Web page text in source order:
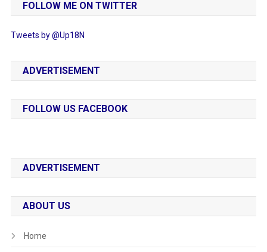
FOLLOW ME ON TWITTER
Tweets by @Up18N
ADVERTISEMENT
FOLLOW US FACEBOOK
ADVERTISEMENT
ABOUT US
Home